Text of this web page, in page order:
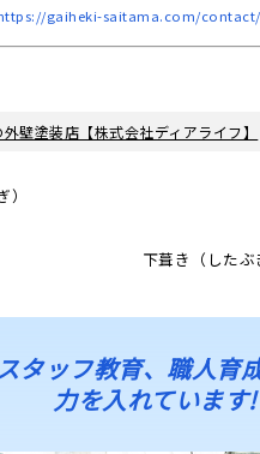
gaiheki-saitama.com/contact/
壁塗装店【株式会社ディアライフ】
下葺き（した
タッフ教育、職人育
力を入れています!